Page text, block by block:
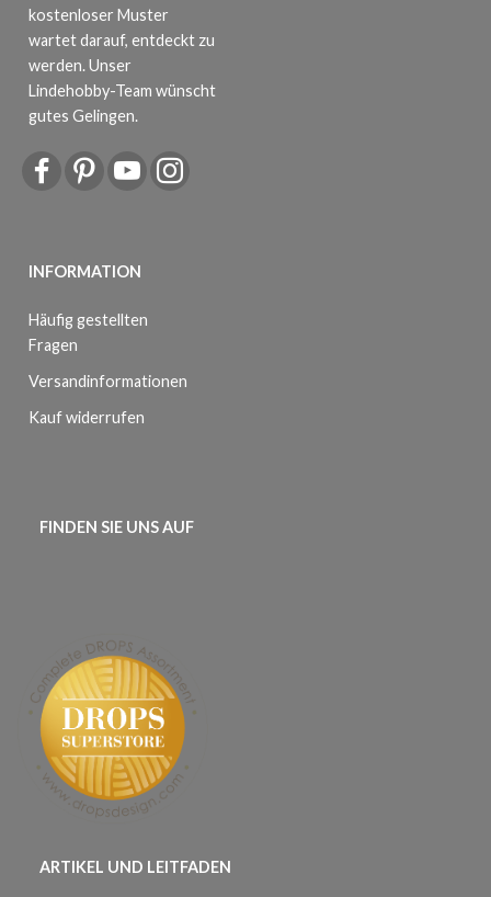
kostenloser Muster
wartet darauf, entdeckt zu
werden. Unser
Lindehobby-Team wünscht
gutes Gelingen.
INFORMATION
Häufig gestellten
Fragen
Versandinformationen
Kauf widerrufen
FINDEN SIE UNS AUF
ARTIKEL UND LEITFADEN